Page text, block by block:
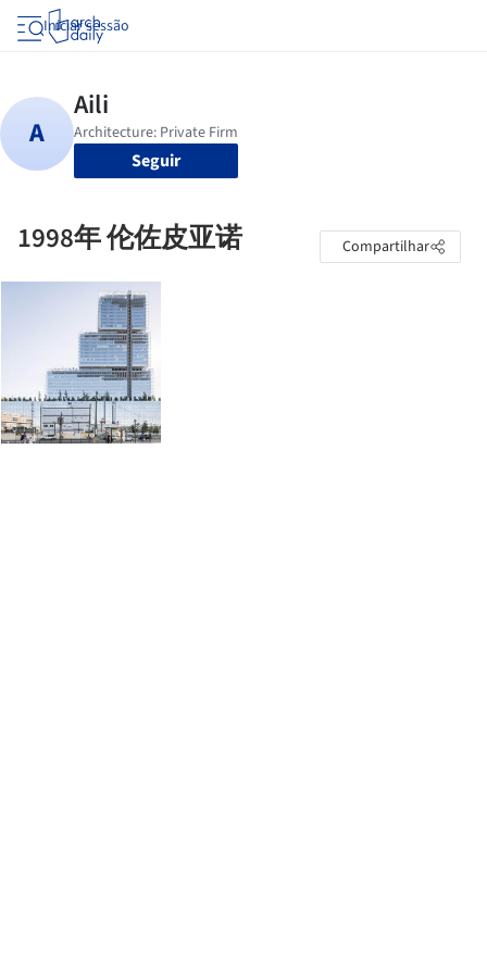
Iniciar sessão
Seguir
1998年 伦佐皮亚诺 Compartilhar